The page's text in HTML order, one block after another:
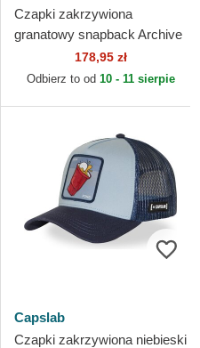
Czapki zakrzywiona
granatowy snapback Archive
Valin Gin and tonic Cocktails
American Needle
178,95 zł
Odbierz to od 10 - 11 sierpie
Capslab
Czapki zakrzywiona niebieski